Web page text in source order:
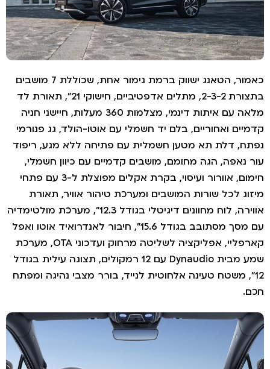
כאמור, הטאנג ישווק ברמת גימור אחת, שכוללת 7 מושבים
בתצורת 2-3-2, מתלים אדפטיביים, חישוקי 21", תאורת לד
מלאה עם איתות דינמי, מצלמות 360 מעלות, חיישני חניה
קדמיים ואחוריים, בלם יד חשמלי עם אוטו-הולד, גג פנורמי
נפתח, דלת תא מטען חשמלית עם פתיחה ללא מגע, ריפוד
עור נאפה, הגה מחומם, מושבים קדמיים עם כיוון חשמלי,
חימום, אוורור ועיסוי, בקרת אקלים מפוצלת ל-3 עם פתחי
מיזוג לכל שורות המושבים ומערכת טיהור אוויר, תאורת
אווירה, לוח מחוונים דיגיטלי בגודל 12.3", מערכת מולטימדיה
עם מסך מסתובב בגודל 15.6", חיבור לאנדרואיד אוטו ואפל
קארפליי, אפליקציה לשליטה מרחוק ועדכוני OTA, מערכת
שמע מבית Dynaudio עם 12 רמקולים, תצוגה עילית בגודל
12", משטח טעינה אלחוטית לנייד, בורר מצבי נהיגה ומפתח
חכם.